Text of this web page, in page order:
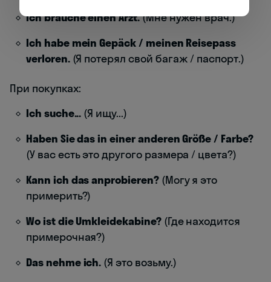
Ich brauche einen Arzt.(Мне нужен врач.)
Ich habe mein Gepäck / meinen Reisepass
verloren.(Я потерял свой багаж / паспорт.)
При покупках:
Ich suche... (Я ищу...)
Haben Sie das in einer anderen Größe / Farbe?
(У вас есть это другого размера / цвета?)
Kann ich das anprobieren?(Могу я это
примерить?)
Wo ist die Umkleidekabine?(Где находится
примерочная?)
Das nehme ich. (Я это возьму.)